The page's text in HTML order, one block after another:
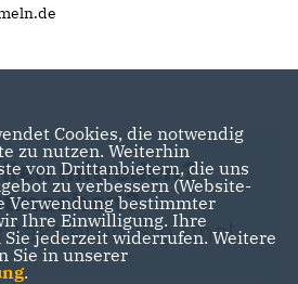
mitreden?
Sie uns!
Cookies, die notwendig
zu nutzen. Weiterhin
von Drittanbietern, die uns
zu verbessern (Website-
Verwendung bestimmter
Ihre Einwilligung. Ihre
jederzeit widerrufen. Weitere
Sie in unserer
.